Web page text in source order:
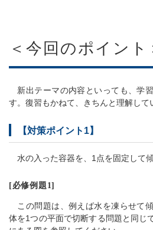
＜今回のポイント
新出テーマの内容といっても、学
す。復習もかねて、きちんと理解して
【対策ポイント1】
水の入った容器を、1点を固定して
[必修例題1]
この問題は、例えば水を凍らせて
体を1つの平面で切断する問題と同じ